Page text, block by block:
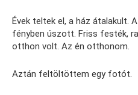
Évek teltek el, a ház átalakult.
fényben úszott. Friss festék,
otthon volt. Az én otthonom.
Aztán feltöltöttem egy fotót.